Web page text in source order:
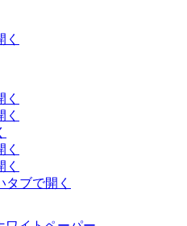
く
く
く
く
タブで開く